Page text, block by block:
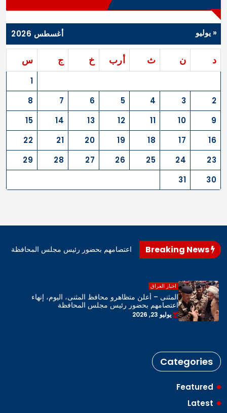
أغسطس 2026
د ن ث أرب خ ج س
1
2
3
4
5
6
7
8
9
10
11
12
13
14
15
16
17
18
19
20
21
22
23
24
25
26
27
28
29
30
31
« يوليو
محافظ المثنى، اليوم، إنهاء اعتصامهم بحضور رئيس مجلس المحافظة
اخبار العراق
المثنى – أعلن متظاهرو محافظ المثنى، اليوم، إنهاء
اعتصامهم بحضور رئيس مجلس المحافظة
يوليو 23, 2026
Categories
Featured
Latest